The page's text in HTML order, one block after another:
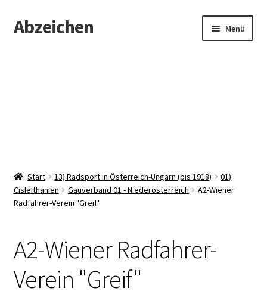
Zur
Navigation
Zum
Inhalt
Abzeichen Menü
Start 13) Radsport in Österreich-Ungarn (bis 1918)
01)
Cisleithanien
Gauverband 01 - Niederösterreich
A2-Wiener
Radfahrer-Verein "Greif"
A2-Wiener Radfahrer-
Verein "Greif"